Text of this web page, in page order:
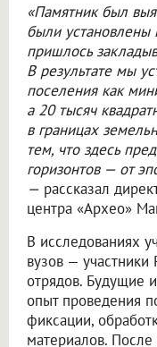
«Памятник был
были установлены
пришлось
В результате мы
поселения как
а 20 тысяч
в границах
тем, что здесь
горизонтов — от
— рассказал
центра «Архео»
В исследованиях
вузов — участники
отрядов. Будущие
опыт проведения
фиксации,
материалов.